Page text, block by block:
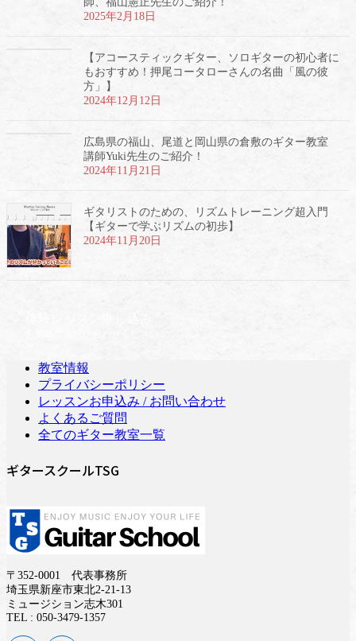
2025年2月18日
【アコースティックギター、ソロギターの初心者に
もおすすめ！押尾コータローさんの名曲「風の彼
方」】
2024年12月12日
広島県の福山、尾道と岡山県の倉敷のギター教室
講師Yuki先生のご紹介！
2024年11月21日
ギタリストのための、リズムトレーニング超入門
【ギターで学ぶリズムの初歩】
2024年11月20日
教室情報
プライバシーポリシー
レッスンお申込み / お問い合わせ
よくあるご質問
全てのギター教室一覧
ギタースクールTSG
〒352-0001 代表事務所
埼玉県新座市東北2-21-13
ミュージション志木301
TEL : 050-3479-1357